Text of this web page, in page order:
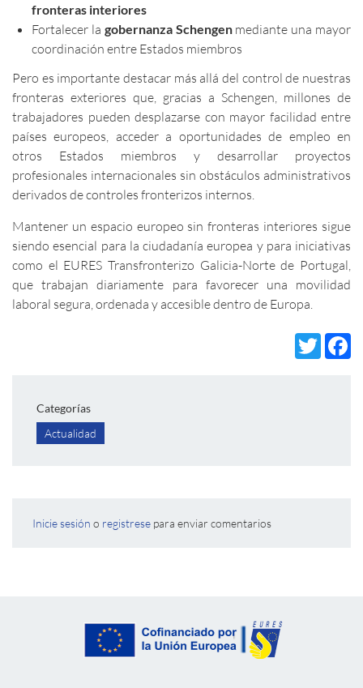
fronteras interiores
Fortalecer la gobernanza Schengen mediante una mayor
coordinación entre Estados miembros
Pero es importante destacar más allá del control de nuestras
fronteras exteriores que, gracias a Schengen, millones de
trabajadores pueden desplazarse con mayor facilidad entre
países europeos, acceder a oportunidades de empleo en
otros Estados miembros y desarrollar proyectos
profesionales internacionales sin obstáculos administrativos
derivados de controles fronterizos internos.
Mantener un espacio europeo sin fronteras interiores sigue
siendo esencial para la ciudadanía europea y para iniciativas
como el EURES Transfronterizo Galicia-Norte de Portugal,
que trabajan diariamente para favorecer una movilidad
laboral segura, ordenada y accesible dentro de Europa.
Categorías
Actualidad
Inicie sesión o registrese para enviar comentarios